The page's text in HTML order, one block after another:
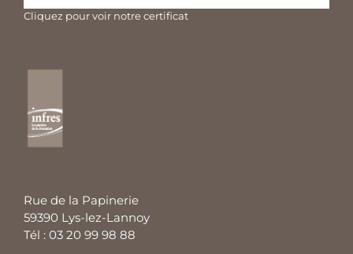
Cliquez pour voir notre certificat
Rue de la Papinerie
59390 Lys-lez-Lannoy
Tél : 03 20 99 98 88